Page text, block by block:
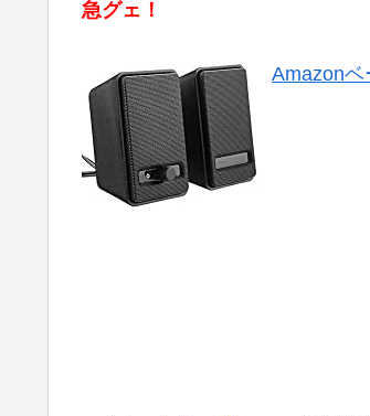
急グェ！
Amazonベ